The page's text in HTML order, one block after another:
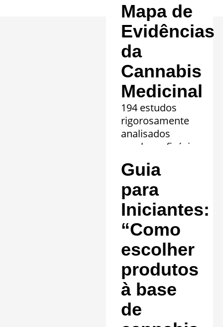
Mapa de
Evidências
da
Cannabis
Medicinal
194 estudos
rigorosamente
analisados
revelam eficácia
comprovada em
20 quadros
clínicos.
Saiba mais »
Guia
para
Iniciantes:
“Como
escolher
produtos
à base
de